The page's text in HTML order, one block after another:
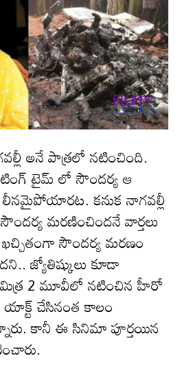
అనే పాత్రలో నటించింది.
టైమ్ లో సౌందర్య ఆ
కనుక నాగవల్లీ
మరణించిందనే వార్తలు
ఖచ్చితంగా సౌందర్య మరణం
జ్యోతిష్కులు కూడా
2 మూవీలో నటించిన హీరో
యాక్ట్ చేసినంత కాలం
కానీ ఈ సినిమా పూర్తయిన